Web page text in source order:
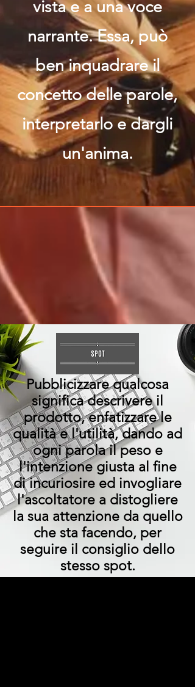
vista e a una voce
narrante. Essa, può
ben inquadrare il
concetto delle parole,
interpretarlo e dargli
un'anima.
Pubblicizzare qualcosa
significa descrivere il
prodotto, enfatizzare le
qualità e l'utilità, dando ad
ogni parola il peso e
l'intenzione giusta al fine
di incuriosire ed invogliare
l'ascoltatore a distogliere
la sua attenzione da quello
che sta facendo, per
seguire il consiglio dello
stesso spot.